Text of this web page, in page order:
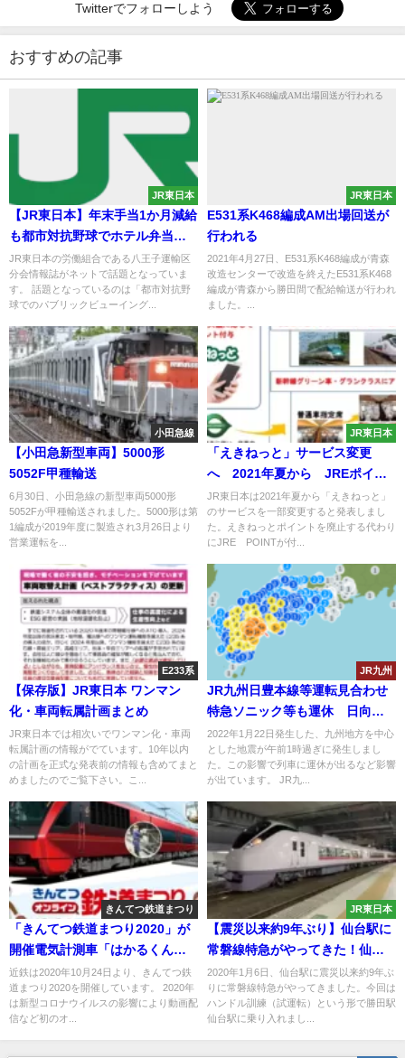
Twitterでフォローしよう
おすすめの記事
JR東日本
【JR東日本】年末手当1か月減給
も都市対抗野球でホテル弁当付
きで140万支出か 労働組合「現
場感覚とはかけ離れた経営判
断」
JR東日本の労働組合である八王子運輸区
分会情報誌がネットで話題となっていま
す。 話題となっているのは「都市対抗野
球でのパブリックビューイング...
JR東日本
E531系K468編成AM出場回送が
行われる
2021年4月27日、E531系K468編成が青森
改造センターで改造を終えたE531系K468
編成が青森から勝田間で配給輸送が行われ
ました。...
小田急線
【小田急新型車両】5000形
5052F甲種輸送
6月30日、小田急線の新型車両5000形
5052Fが甲種輸送されました。5000形は第
1編成が2019年度に製造され3月26日より
営業運転を...
JR東日本
「えきねっと」サービス変更
へ 2021年夏から JREポイン
トでグランクラスへのアップグ
レードも 株主優待券も指定席
券売機QRコードで対応
JR東日本は2021年夏から「えきねっと」
のサービスを一部変更すると発表しまし
た。えきねっとポイントを廃止する代わり
にJRE POINTが付...
E233系
【保存版】JR東日本 ワンマン
化・車両転属計画まとめ
JR東日本では相次いでワンマン化・車両
転属計画の情報がでています。10年以内
の計画を正式な発表前の情報も含めてまと
めましたのでご覧下さい。こ...
JR九州
JR九州日豊本線等運転見合わせ
特急ソニック等も運休 日向灘
地震で
2022年1月22日発生した、九州地方を中心
とした地震が午前1時過ぎに発生しまし
た。この影響で列車に運休が出るなど影響
が出ています。 JR九...
きんてつ鉄道まつり
「きんてつ鉄道まつり2020」が
開催電気計測車「はかるくん」
保線マルタイの動画配信も
近鉄は2020年10月24日より、きんてつ鉄
道まつり2020を開催しています。 2020年
は新型コロナウイルスの影響により動画配
信など初のオ...
JR東日本
【震災以来約9年ぶり】仙台駅に
常磐線特急がやってきた！仙台
直通特急復活へ E657系K7編成
ハンドル訓練
2020年1月6日、仙台駅に震災以来約9年ぶ
りに常磐線特急がやってきました。今回は
ハンドル訓練（試運転）という形で勝田駅
仙台駅に乗り入れまし...